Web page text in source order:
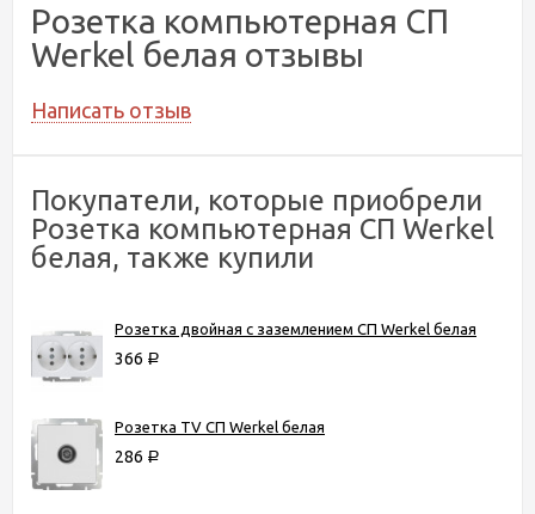
Розетка компьютерная СП
Werkel белая отзывы
Написать отзыв
Покупатели, которые приобрели
Розетка компьютерная СП Werkel
белая, также купили
Розетка двойная с заземлением СП Werkel белая
366 Р
Розетка TV СП Werkel белая
286 Р